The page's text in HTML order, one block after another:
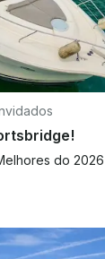
do 2026